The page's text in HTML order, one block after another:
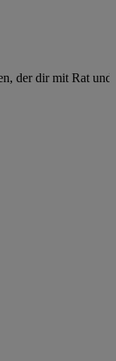
der dir mit Rat und